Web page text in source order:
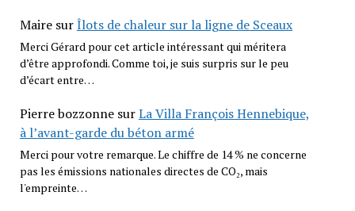
MairesurÎlots de chaleur sur la ligne de Sceaux
Merci Gérard pour cet article intéressant qui méritera
d’être approfondi. Comme toi, je suis surpris sur le peu
d’écart entre…
Pierre bozzonnesurLa Villa François Hennebique,
à l’avant-garde du béton armé
Merci pour votre remarque. Le chiffre de 14 % ne concerne
pas les émissions nationales directes de CO₂, mais
l'empreinte…